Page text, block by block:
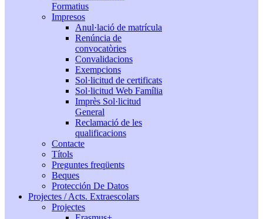
Formatius
Impresos
Anul·lació de matrícula
Renúncia de
convocatòries
Convalidacions
Exempcions
Sol·licitud de certificats
Sol·licitud Web Família
Imprès Sol·licitud
General
Reclamació de les
qualificacions
Contacte
Títols
Preguntes freqüents
Beques
Protección De Datos
Projectes / Acts. Extraescolars
Projectes